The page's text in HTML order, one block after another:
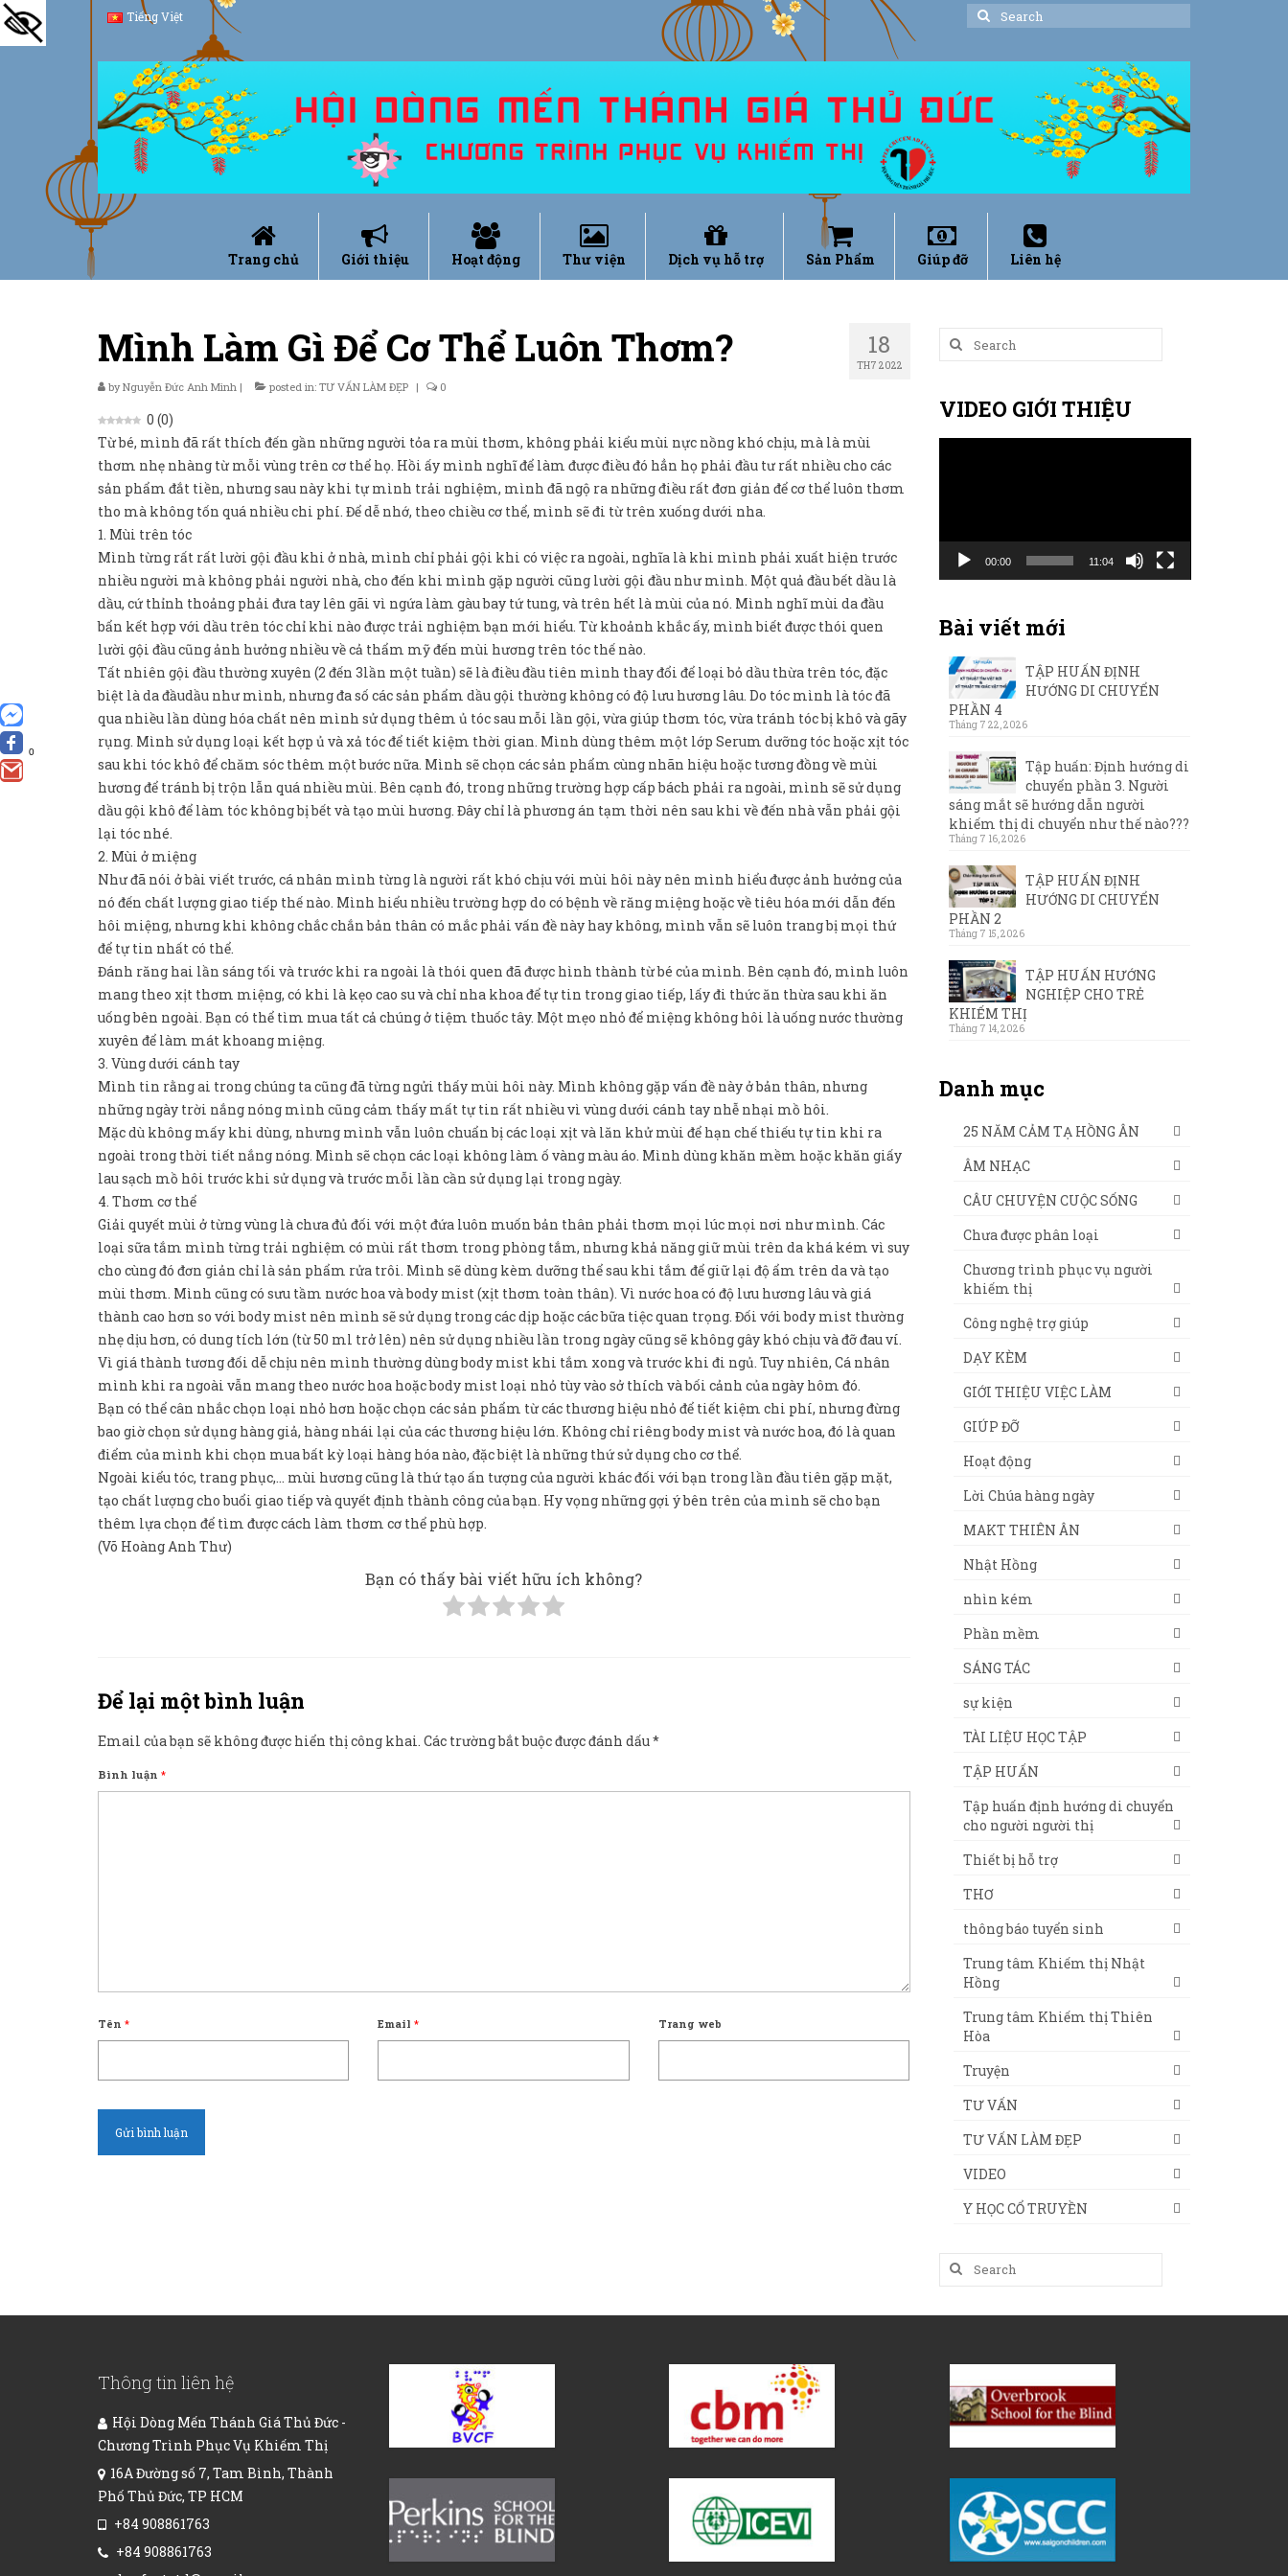
0
Tiếng Việt
Search
Trang chủ Giới thiệu Hoạt động Thư viện Dịch vụ hỗ trợ Sản Phẩm Giúp đỡ Liên hệ
18
TH7 2022
Mình Làm Gì Để Cơ Thể Luôn Thơm?
byNguyễn Đức Anh Minh | posted in: TƯ VẤN LÀM ĐẸP | 0
0 (0)
Từ bé, mình đã rất thích đến gần những người tỏa ra mùi thơm, không phải kiểu mùi nực nồng khó chịu, mà là mùi
thơm nhẹ nhàng từ mỗi vùng trên cơ thể họ. Hồi ấy mình nghĩ để làm được điều đó hẳn họ phải đầu tư rất nhiều cho các
sản phẩm đắt tiền, nhưng sau này khi tự mình trải nghiệm, mình đã ngộ ra những điều rất đơn giản để cơ thể luôn thơm
tho mà không tốn quá nhiều chi phí. Để dễ nhớ, theo chiều cơ thể, mình sẽ đi từ trên xuống dưới nha.
1. Mùi trên tóc
Mình từng rất rất lười gội đầu khi ở nhà, mình chỉ phải gội khi có việc ra ngoài, nghĩa là khi mình phải xuất hiện trước
nhiều người mà không phải người nhà, cho đến khi mình gặp người cũng lười gội đầu như mình. Một quả đầu bết dầu là
dầu, cứ thỉnh thoảng phải đưa tay lên gãi vì ngứa làm gàu bay tứ tung, và trên hết là mùi của nó. Mình nghĩ mùi da đầu
bẩn kết hợp với dầu trên tóc chỉ khi nào được trải nghiệm bạn mới hiểu. Từ khoảnh khắc ấy, mình biết được thói quen
lười gội đầu cũng ảnh hưởng nhiều về cả thẩm mỹ đến mùi hương trên tóc thế nào.
Tất nhiên gội đầu thường xuyên (2 đến 3lần một tuần) sẽ là điều đầu tiên mình thay đổi để loại bỏ dầu thừa trên tóc, đặc
biệt là da đầudầu như mình, nhưng đa số các sản phẩm dầu gội thường không có độ lưu hương lâu. Do tóc mình là tóc đã
qua nhiều lần dùng hóa chất nên mình sử dụng thêm ủ tóc sau mỗi lần gội, vừa giúp thơm tóc, vừa tránh tóc bị khô và gãy
rụng. Mình sử dụng loại kết hợp ủ và xả tóc để tiết kiệm thời gian. Mình dùng thêm một lớp Serum dưỡng tóc hoặc xịt tóc
sau khi tóc khô để chăm sóc thêm một bước nữa. Mình sẽ chọn các sản phẩm cùng nhãn hiệu hoặc tương đồng về mùi
hương để tránh bị trộn lẫn quá nhiều mùi. Bên cạnh đó, trong những trường hợp cấp bách phải ra ngoài, mình sẽ sử dụng
dầu gội khô để làm tóc không bị bết và tạo mùi hương. Đây chỉ là phương án tạm thời nên sau khi về đến nhà vẫn phải gội
lại tóc nhé.
2. Mùi ở miệng
Như đã nói ở bài viết trước, cá nhân mình từng là người rất khó chịu với mùi hôi này nên mình hiểu được ảnh hưởng của
nó đến chất lượng giao tiếp thế nào. Mình hiểu nhiều trường hợp do có bệnh về răng miệng hoặc về tiêu hóa mới dẫn đến
hôi miệng, nhưng khi không chắc chắn bản thân có mắc phải vấn đề này hay không, mình vẫn sẽ luôn trang bị mọi thứ
để tự tin nhất có thể.
Đánh răng hai lần sáng tối và trước khi ra ngoài là thói quen đã được hình thành từ bé của mình. Bên cạnh đó, mình luôn
mang theo xịt thơm miệng, có khi là kẹo cao su và chỉ nha khoa để tự tin trong giao tiếp, lấy đi thức ăn thừa sau khi ăn
uống bên ngoài. Bạn có thể tìm mua tất cả chúng ở tiệm thuốc tây. Một mẹo nhỏ để miệng không hôi là uống nước thường
xuyên để làm mát khoang miệng.
3. Vùng dưới cánh tay
Mình tin rằng ai trong chúng ta cũng đã từng ngửi thấy mùi hôi này. Mình không gặp vấn đề này ở bản thân, nhưng
những ngày trời nắng nóng mình cũng cảm thấy mất tự tin rất nhiều vì vùng dưới cánh tay nhễ nhại mồ hôi.
Mặc dù không mấy khi dùng, nhưng mình vẫn luôn chuẩn bị các loại xịt và lăn khử mùi để hạn chế thiếu tự tin khi ra
ngoài trong thời tiết nắng nóng. Mình sẽ chọn các loại không làm ố vàng màu áo. Mình dùng khăn mềm hoặc khăn giấy
lau sạch mồ hôi trước khi sử dụng và trước mỗi lần cần sử dụng lại trong ngày.
4. Thơm cơ thể
Giải quyết mùi ở từng vùng là chưa đủ đối với một đứa luôn muốn bản thân phải thơm mọi lúc mọi nơi như mình. Các
loại sữa tắm mình từng trải nghiệm có mùi rất thơm trong phòng tắm, nhưng khả năng giữ mùi trên da khá kém vì suy
cho cùng đó đơn giản chỉ là sản phẩm rửa trôi. Mình sẽ dùng kèm dưỡng thể sau khi tắm để giữ lại độ ẩm trên da và tạo
mùi thơm. Mình cũng có sưu tầm nước hoa và body mist (xịt thơm toàn thân). Vì nước hoa có độ lưu hương lâu và giá
thành cao hơn so với body mist nên mình sẽ sử dụng trong các dịp hoặc các bữa tiệc quan trọng. Đối với body mist thường
nhẹ dịu hơn, có dung tích lớn (từ 50 ml trở lên) nên sử dụng nhiều lần trong ngày cũng sẽ không gây khó chịu và đỡ đau ví.
Vì giá thành tương đối dễ chịu nên mình thường dùng body mist khi tắm xong và trước khi đi ngủ. Tuy nhiên, Cá nhân
mình khi ra ngoài vẫn mang theo nước hoa hoặc body mist loại nhỏ tùy vào sở thích và bối cảnh của ngày hôm đó.
Bạn có thể cân nhắc chọn loại nhỏ hơn hoặc chọn các sản phẩm từ các thương hiệu nhỏ để tiết kiệm chi phí, nhưng đừng
bao giờ chọn sử dụng hàng giả, hàng nhái lại của các thương hiệu lớn. Không chỉ riêng body mist và nước hoa, đó là quan
điểm của mình khi chọn mua bất kỳ loại hàng hóa nào, đặc biệt là những thứ sử dụng cho cơ thể.
Ngoài kiểu tóc, trang phục,… mùi hương cũng là thứ tạo ấn tượng của người khác đối với bạn trong lần đầu tiên gặp mặt,
tạo chất lượng cho buổi giao tiếp và quyết định thành công của bạn. Hy vọng những gợi ý bên trên của mình sẽ cho bạn
thêm lựa chọn để tìm được cách làm thơm cơ thể phù hợp.
(Võ Hoàng Anh Thư)
Bạn có thấy bài viết hữu ích không?
Để lại một bình luận
Email của bạn sẽ không được hiển thị công khai. Các trường bắt buộc được đánh dấu*
Bình luận *
Tên * Email* Trang web
Search
for:
VIDEO GIỚI THIỆU
00:00 11:04
Bài viết mới
TẬP HUẤN ĐỊNH
HƯỚNG DI CHUYỂN
PHẦN 4
Tháng 7 22, 2026
Tập huấn: Định hướng di
chuyển phần 3. Người
sáng mắt sẽ hướng dẫn người
khiếm thị di chuyển như thế nào???
Tháng 7 16, 2026
TẬP HUẤN ĐỊNH
HƯỚNG DI CHUYỂN
PHẦN 2
Tháng 7 15, 2026
TẬP HUẤN HƯỚNG
NGHIỆP CHO TRẺ
KHIẾM THỊ
Tháng 7 14, 2026
Danh mục
25 NĂM CẢM TẠ HỒNG ÂN
ÂM NHẠC
CÂU CHUYỆN CUỘC SỐNG
Chưa được phân loại
Chương trình phục vụ người
khiếm thị
Công nghệ trợ giúp
DẠY KÈM
GIỚI THIỆU VIỆC LÀM
GIÚP ĐỠ
Hoạt động
Lời Chúa hàng ngày
MAKT THIÊN ÂN
Nhật Hồng
nhìn kém
Phần mềm
SÁNG TÁC
sự kiện
TÀI LIỆU HỌC TẬP
TẬP HUẤN
Tập huấn định hướng di chuyển
cho người người thị
Thiết bị hỗ trợ
THƠ
thông báo tuyển sinh
Trung tâm Khiếm thị Nhật
Hồng
Trung tâm Khiếm thị Thiên
Hòa
Truyện
TƯ VẤN
TƯ VẤN LÀM ĐẸP
VIDEO
Y HỌC CỔ TRUYỀN
Search
for:
Thông tin liên hệ
Hội Dòng Mến Thánh Giá Thủ Đức -
Chương Trình Phục Vụ Khiếm Thị
16A Đường số 7, Tam Bình, Thành
Phố Thủ Đức, TP HCM
+84 908861763
+84 908861763